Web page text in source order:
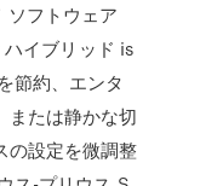
フトウェア
イブリッド is
節約、エンタ
または静かな切
の設定を微調整